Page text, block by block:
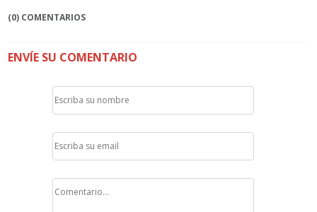
(0) COMENTARIOS
ENVÍE SU COMENTARIO